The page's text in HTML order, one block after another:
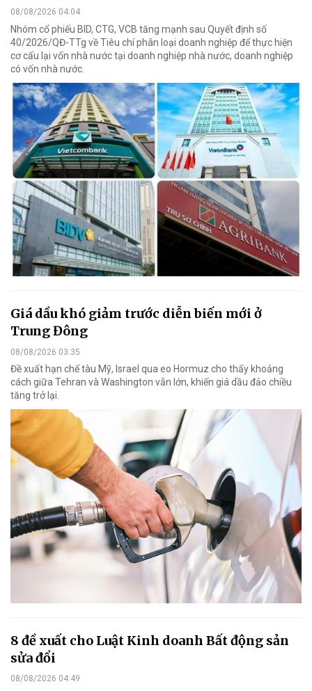
08/08/2026 04:04
Nhóm cổ phiếu BID, CTG, VCB tăng mạnh sau Quyết định số
40/2026/QĐ-TTg về Tiêu chí phân loại doanh nghiệp để thực hiện
cơ cấu lại vốn nhà nước tại doanh nghiệp nhà nước, doanh nghiệp
có vốn nhà nước.
Giá dầu khó giảm trước diễn biến mới ở
Trung Đông
08/08/2026 03:35
Đề xuất hạn chế tàu Mỹ, Israel qua eo Hormuz cho thấy khoảng
cách giữa Tehran và Washington vẫn lớn, khiến giá dầu đảo chiều
tăng trở lại.
8 đề xuất cho Luật Kinh doanh Bất động sản
sửa đổi
08/08/2026 04:49